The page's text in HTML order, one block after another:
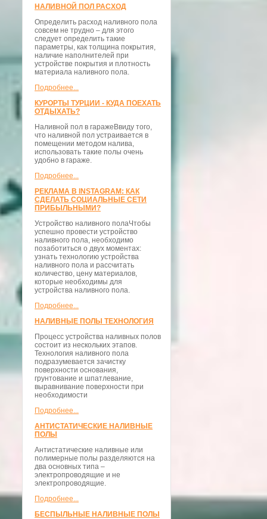
НАЛИВНОЙ ПОЛ РАСХОД
Определить расход наливного пола
совсем не трудно – для этого
следует определить такие
параметры, как толщина покрытия,
наличие наполнителей при
устройстве покрытия и плотность
материала наливного пола.
Подробнее...
КУРОРТЫ ТУРЦИИ - КУДА ПОЕХАТЬ
ОТДЫХАТЬ?
Наливной пол в гаражеВвиду того,
что наливной пол устраивается в
помещении методом налива,
использовать такие полы очень
удобно в гараже.
Подробнее...
РЕКЛАМА В INSTAGRAM: КАК
СДЕЛАТЬ СОЦИАЛЬНЫЕ СЕТИ
ПРИБЫЛЬНЫМИ?
Устройство наливного полаЧтобы
успешно провести устройство
наливного пола, необходимо
позаботиться о двух моментах:
узнать технологию устройства
наливного пола и рассчитать
количество, цену материалов,
которые необходимы для
устройства наливного пола.
Подробнее...
НАЛИВНЫЕ ПОЛЫ ТЕХНОЛОГИЯ
Процесс устройства наливных полов
состоит из нескольких этапов.
Технология наливного пола
подразумевается зачистку
поверхности основания,
грунтование и шпатлевание,
выравнивание поверхности при
необходимости
Подробнее...
АНТИСТАТИЧЕСКИЕ НАЛИВНЫЕ
ПОЛЫ
Антистатические наливные или
полимерные полы разделяются на
два основных типа –
электропроводящие и не
электропроводящие.
Подробнее...
БЕСПЫЛЬНЫЕ НАЛИВНЫЕ ПОЛЫ